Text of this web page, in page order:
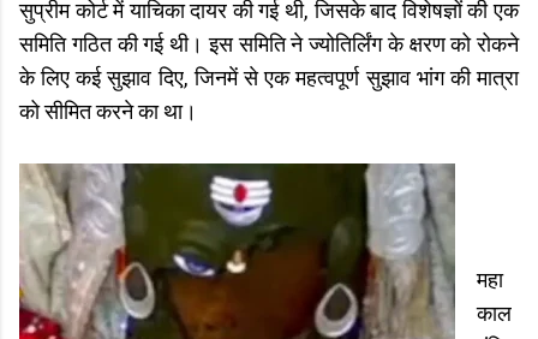
सुप्रीम कोर्ट में याचिका दायर की गई थी, जिसके बाद विशेषज्ञों की एक
समिति गठित की गई थी। इस समिति ने ज्योतिर्लिंग के क्षरण को रोकने
के लिए कई सुझाव दिए, जिनमें से एक महत्वपूर्ण सुझाव भांग की मात्रा
को सीमित करने का था।
महा
काल